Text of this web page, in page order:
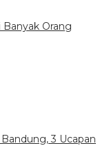
Orang
3 Ucapan